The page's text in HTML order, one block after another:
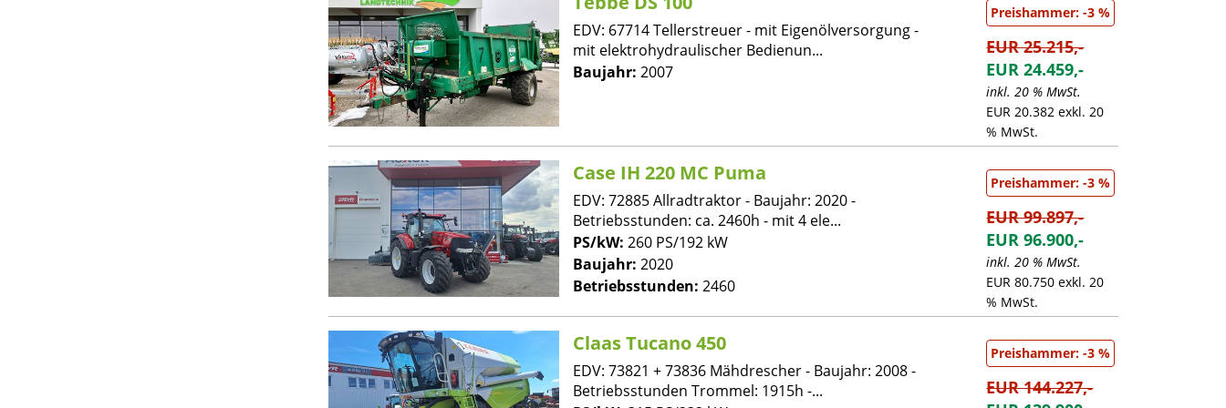
EDV: 67714 Tellerstreuer - mit Eigenölversorgung -
mit elektrohydraulischer Bedienun...
Baujahr: 2007
Preishammer: -3 %
EUR 25.215,-
EUR 24.459,-
inkl. 20 % MwSt.
EUR 20.382 exkl. 20
% MwSt.
Case IH 220 MC Puma
EDV: 72885 Allradtraktor - Baujahr: 2020 -
Betriebsstunden: ca. 2460h - mit 4 ele...
PS/kW: 260 PS/192 kW
Baujahr: 2020
Betriebsstunden: 2460
Preishammer: -3 %
EUR 99.897,-
EUR 96.900,-
inkl. 20 % MwSt.
EUR 80.750 exkl. 20
% MwSt.
Claas Tucano 450
EDV: 73821 + 73836 Mähdrescher - Baujahr: 2008 -
Betriebsstunden Trommel: 1915h -...
Preishammer: -3 %
EUR 144.227,-